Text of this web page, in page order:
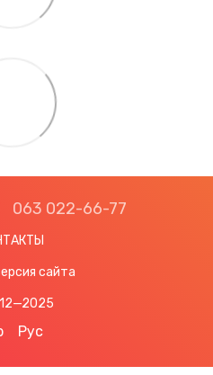
063 022-66-77
сайта
Рус